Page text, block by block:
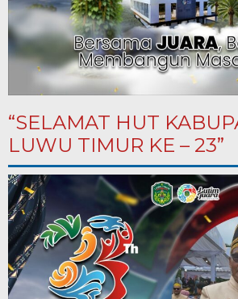
“SELAMAT HUT
LUWU TIMUR KE – 23”